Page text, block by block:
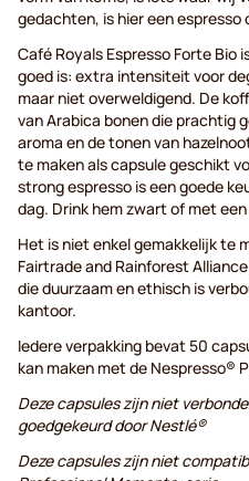
gedachten, is hier een
Café Royals Espresso Forte Bio
goed is: extra intensiteit voor
maar niet overweldigend. De
van Arabica bonen die prachtig
aroma en de tonen van
te maken als capsule geschikt
strong espresso is een goede
dag. Drink hem zwart of met
Het is niet enkel gemakkelijk te
Fairtrade and Rainforest
die duurzaam en ethisch is
kantoor.
Iedere verpakking bevat 50
kan maken met de Nespresso®
Deze capsules zijn niet
goedgekeurd door Nestlé®
Deze capsules zijn niet